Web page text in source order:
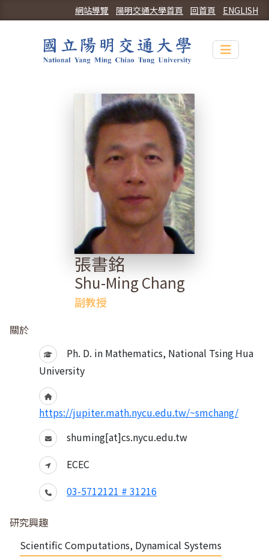
ENGLISH
回首頁
陽明交通大學首頁
網站導覽
Toggle
張書銘
Shu-Ming Chang
副教授
關於
Ph. D. in Mathematics, National Tsing Hua
University
https://jupiter.math.nycu.edu.tw/~smchang/
shuming[at]cs.nycu.edu.tw
ECEC
03-5712121 # 31216
研究興趣
Scientific Computations, Dynamical Systems